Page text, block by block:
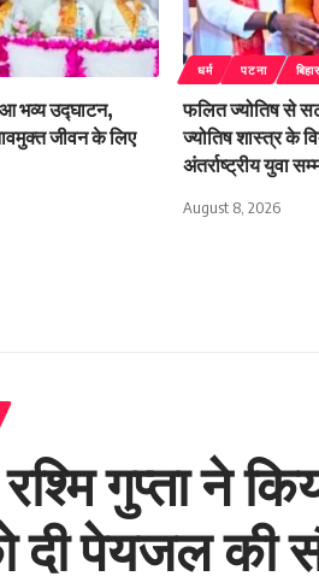
भव्य उद्घाटन,
जीवन के लिए
धर्म पटना बिहार
फलित ज्योतिष से
ज्योतिष शास्त्र के
अंतर्राष्ट्रीय युवा
August 8, 2026
रश्मि गुप्ता ने
दी पेयजल की